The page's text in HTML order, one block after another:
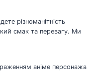
різноманітність
смак та перевагу. Ми
аніме персонажа